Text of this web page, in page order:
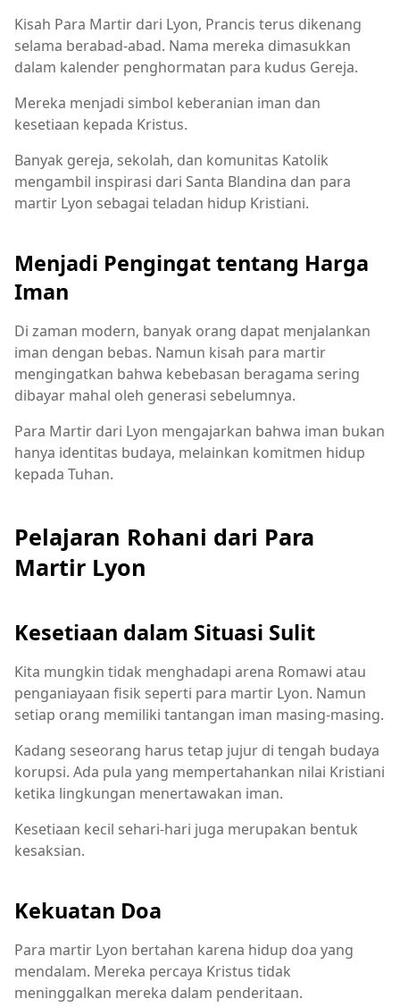
Kisah Para Martir dari Lyon, Prancis terus dikenang
selama berabad-abad. Nama mereka dimasukkan
dalam kalender penghormatan para kudus Gereja.
Mereka menjadi simbol keberanian iman dan
kesetiaan kepada Kristus.
Banyak gereja, sekolah, dan komunitas Katolik
mengambil inspirasi dari Santa Blandina dan para
martir Lyon sebagai teladan hidup Kristiani.
Menjadi Pengingat tentang Harga
Iman
Di zaman modern, banyak orang dapat menjalankan
iman dengan bebas. Namun kisah para martir
mengingatkan bahwa kebebasan beragama sering
dibayar mahal oleh generasi sebelumnya.
Para Martir dari Lyon mengajarkan bahwa iman bukan
hanya identitas budaya, melainkan komitmen hidup
kepada Tuhan.
Pelajaran Rohani dari Para
Martir Lyon
Kesetiaan dalam Situasi Sulit
Kita mungkin tidak menghadapi arena Romawi atau
penganiayaan fisik seperti para martir Lyon. Namun
setiap orang memiliki tantangan iman masing-masing.
Kadang seseorang harus tetap jujur di tengah budaya
korupsi. Ada pula yang mempertahankan nilai Kristiani
ketika lingkungan menertawakan iman.
Kesetiaan kecil sehari-hari juga merupakan bentuk
kesaksian.
Kekuatan Doa
Para martir Lyon bertahan karena hidup doa yang
mendalam. Mereka percaya Kristus tidak
meninggalkan mereka dalam penderitaan.